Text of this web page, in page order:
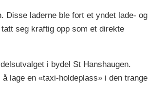
Disse laderne ble fort et yndet lade- og
seg kraftig opp som et direkte
i bydel St Hanshaugen.
lage en «taxi-holdeplass» i den trange